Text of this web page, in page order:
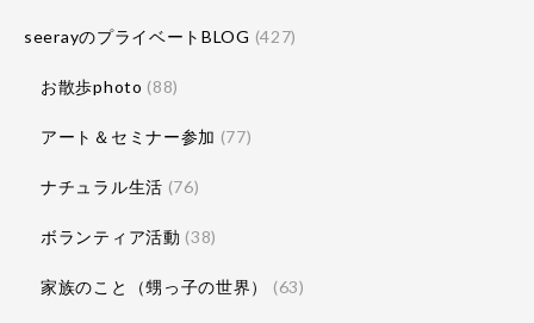
seerayのプライベートBLOG (427)
お散歩photo (88)
アート＆セミナー参加 (77)
ナチュラル生活 (76)
ボランティア活動 (38)
家族のこと（甥っ子の世界） (63)